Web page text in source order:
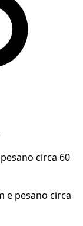
circa 60
e pesano circa